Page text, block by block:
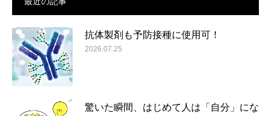
抗体製剤も予防接種に使用可！
2026.07.25
驚いた瞬間、はじめて人は「自分」にな